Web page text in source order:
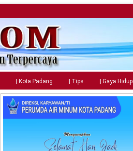
| Kota Padang | Tips | Gaya Hidup